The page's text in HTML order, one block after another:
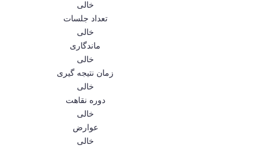
خالی
تعداد جلسات
خالی
ماندگاری
خالی
زمان نتیجه گیری
خالی
دوره نقاهت
خالی
عوارض
خالی